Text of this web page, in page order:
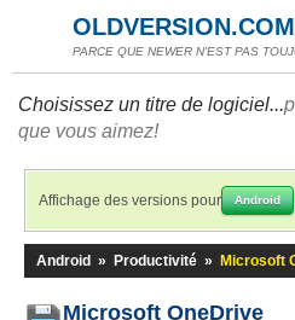
OLDVERSION.COM
PARCE QUE NEWER N'EST PAS
Choisissez un titre de logiciel...
que vous aimez!
Affichage des versions pour Android
Android » Productivité » Microsoft
Microsoft OneDrive